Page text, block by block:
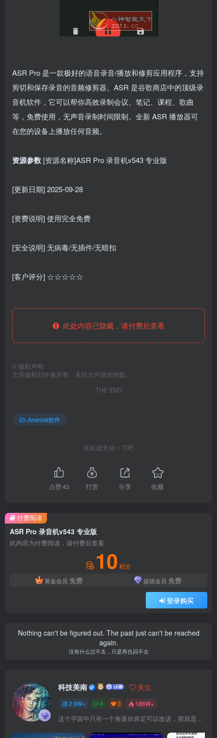
ASR Pro 是一款极好的语音录音/播放和修剪应用程序，支持
剪切和保存录音的音频修剪器。ASR 是谷歌商店中的顶级录
音机软件，它可以帮你高效录制会议、笔记、课程、歌曲
等，免费使用，无声音录制时间限制。全新 ASR 播放器可
在您的设备上播放任何音频。
资源参数 [资源名称]ASR Pro 录音机v543 专业版
[更新日期] 2025-09-28
[资费说明] 使用完全免费
[安全说明] 无病毒/无插件/无暗扣
[客户评分] ☆☆☆☆☆
此处内容已隐藏，请付费后查看
© 版权声明
文章版权归作者所有，未经允许请勿转载。
THE END
Android软件
喜欢就支持一下吧
点赞43 打赏 分享 收藏
ASR Pro 录音机v543 专业版
此内容为付费阅读，请付费后查看
10 积分
黄金会员 免费 超级会员 免费
登录购买
付费阅读
Nothing can't be figured out. The past just can't be reached
again.
没有什么过不去，只是再也回不去
科技美南 关注
2.9W+ 4 3 186W+
这个宇宙中只有一个角落你肯定可以改进，那就是你自己